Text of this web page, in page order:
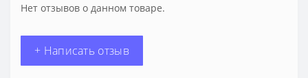
Нет отзывов о данном товаре.
+ Написать отзыв